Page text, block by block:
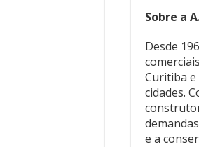
Sobre a
Desde
Curitiba
cidades.
e a